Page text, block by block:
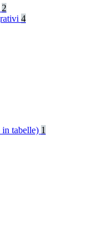
2
4
tabelle) 1